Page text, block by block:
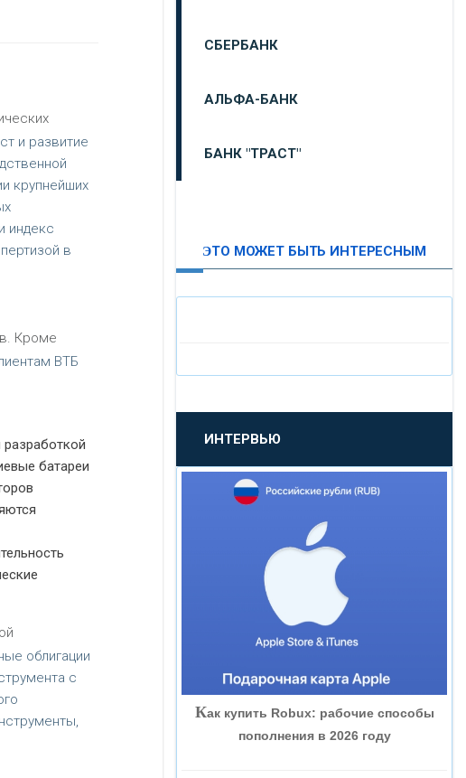
и развитие
крупнейших
индекс
в
Кроме
ВТБ
батареи
облигации
с
СБЕРБАНК
АЛЬФА-БАНК
БАНК "ТРАСТ"
«ПРОМСВЯЗЬБАНК»
«НОВИКОМБАНК»
«СМП БАНК»
«ВНЕШПРОМБАНК»
«БАНК ГЛОБЭКС»
ЭТО МОЖЕТ БЫТЬ ИНТЕРЕСНЫМ
ИНТЕРВЬЮ
Как купить Robux: рабочие способы
пополнения в 2026 году